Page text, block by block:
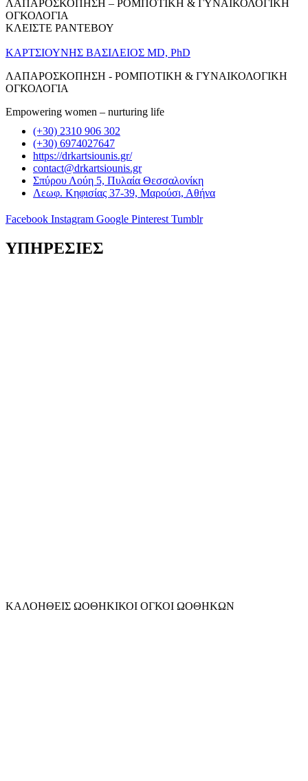
ΛΑΠΑΡΟΣΚΟΠΗΣΗ – ΡΟΜΠΟΤΙΚΗ & ΓΥΝΑΙΚΟΛΟΓΙΚΗ
ΟΓΚΟΛΟΓΙΑ
ΚΛΕΙΣTΕ ΡΑΝΤΕΒΟΥ
ΚΑΡΤΣΙΟΥΝΗΣ ΒΑΣΙΛΕΙΟΣ MD, PhD
ΛΑΠΑΡΟΣΚΟΠΗΣΗ - ΡΟΜΠΟΤΙΚΗ & ΓΥΝΑΙΚΟΛΟΓΙΚΗ
ΟΓΚΟΛΟΓΙΑ
Empowering women – nurturing life
(+30) 2310 906 302
(+30) 6974027647
https://drkartsiounis.gr/
contact@drkartsiounis.gr
Σπύρου Λούη 5, Πυλαία Θεσσαλονίκη
Λεωφ. Κηφισίας 37-39, Μαρούσι, Αθήνα
Facebook Instagram Google Pinterest Tumblr
ΥΠΗΡΕΣΙΕΣ
ΚΑΛΟΗΘΕΙΣ ΩΟΘΗΚΙΚΟΙ ΟΓΚΟΙ ΩΟΘΗΚΩΝ